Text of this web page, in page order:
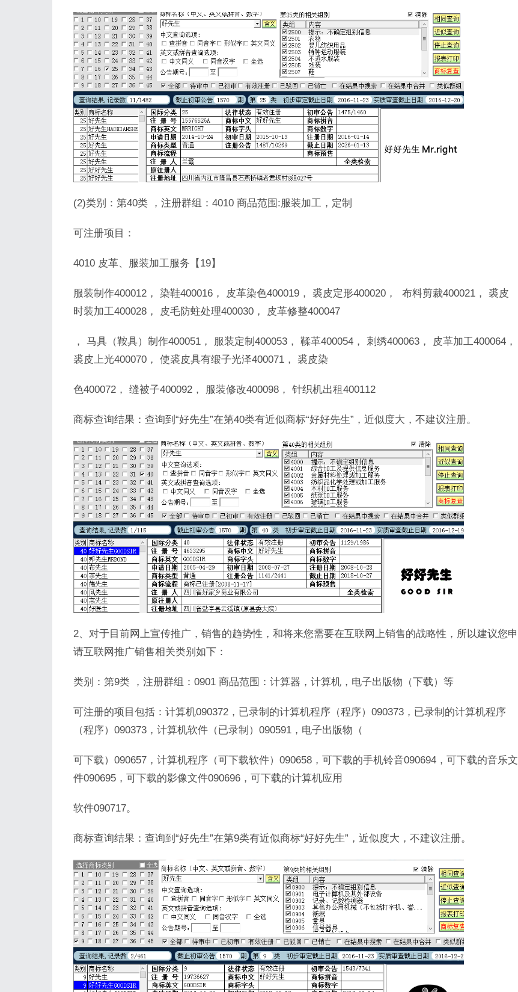
(2)类别：第40类 ，注册群组：4010 商品范围:服装加工，定制
可注册项目：
4010 皮革、服装加工服务【19】
服装制作400012， 染鞋400016， 皮革染色400019， 裘皮定形400020， 布料剪裁400021， 裘皮
时装加工400028， 皮毛防蛀处理400030， 皮革修整400047
， 马具（鞍具）制作400051， 服装定制400053， 鞣革400054， 刺绣400063， 皮革加工400064，
裘皮上光400070， 使裘皮具有缎子光泽400071， 裘皮染
色400072， 缝被子400092， 服装修改400098， 针织机出租400112
商标查询结果：查询到“好先生”在第40类有近似商标“好好先生”，近似度大，不建议注册。
2、对于目前网上宣传推广，销售的趋势性，和将来您需要在互联网上销售的战略性，所以建议您申
请互联网推广销售相关类别如下：
类别：第9类 ，注册群组：0901 商品范围：计算器，计算机，电子出版物（下载）等
可注册的项目包括：计算机090372，已录制的计算机程序（程序）090373，已录制的计算机程序
（程序）090373，计算机软件（已录制）090591，电子出版物（
可下载）090657，计算机程序（可下载软件）090658，可下载的手机铃音090694，可下载的音乐文
件090695，可下载的影像文件090696，可下载的计算机应用
软件090717。
商标查询结果：查询到“好先生”在第9类有近似商标“好好先生”，近似度大，不建议注册。